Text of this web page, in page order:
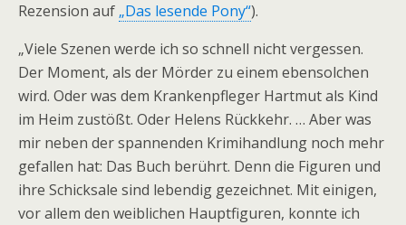
Rezension auf „Das lesende Pony“).
„Viele Szenen werde ich so schnell nicht vergessen.
Der Moment, als der Mörder zu einem ebensolchen
wird. Oder was dem Krankenpfleger Hartmut als Kind
im Heim zustößt. Oder Helens Rückkehr. … Aber was
mir neben der spannenden Krimihandlung noch mehr
gefallen hat: Das Buch berührt. Denn die Figuren und
ihre Schicksale sind lebendig gezeichnet. Mit einigen,
vor allem den weiblichen Hauptfiguren, konnte ich